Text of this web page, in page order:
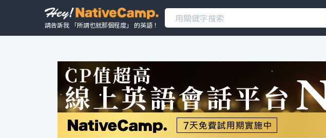
請告訴我 「所謂也就那個程度」 的英語！